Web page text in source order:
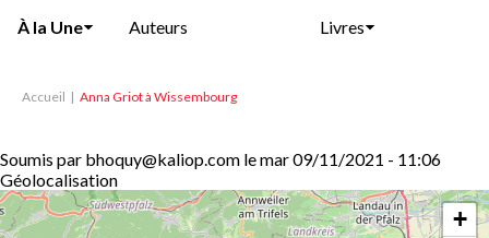
À la Une Auteurs Livres
Accueil Anna Griot à Wissembourg
Soumis par bhoquy@kaliop.com lemar 09/11/2021 - 11:06
Géolocalisation
+